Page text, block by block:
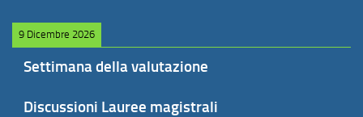
9 Dicembre 2026
Settimana della valutazione
Discussioni Lauree magistrali